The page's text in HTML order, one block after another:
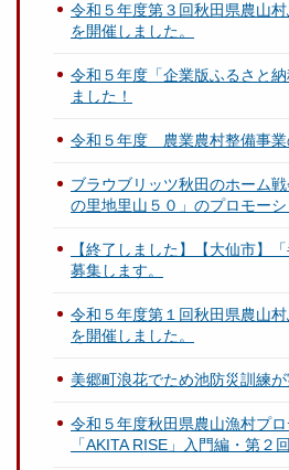
令和５年度第３回秋田県農山
を開催しました。
令和５年度「企業版ふるさと
ました！
令和５年度 農業農村整備事業
ブラウブリッツ秋田のホーム
の里地里山５０」のプロモー
【終了しました】【大仙市】
募集します。
令和５年度第１回秋田県農山
を開催しました。
美郷町浪花でため池防災訓練が
令和５年度秋田県農山漁村プ
「AKITA RISE」入門編・第２